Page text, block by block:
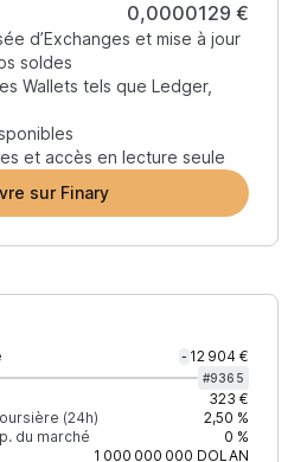
0,0000129 €
d’Exchanges et mise à jour
soldes
Wallets tels que Ledger,
et accès en lecture seule
sur Finary
- 12 904 €
#9365
323 €
(24h)
2,50 %
du marché
0 %
1 000 000 000 DOLAN